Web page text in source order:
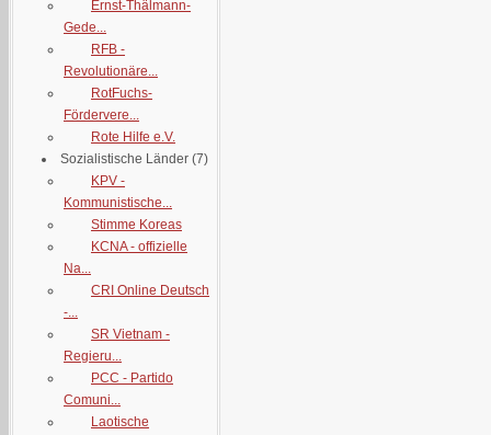
Ernst-Thälmann-
Gede...
RFB -
Revolutionäre...
RotFuchs-
Fördervere...
Rote Hilfe e.V.
Sozialistische Länder (7)
KPV -
Kommunistische...
Stimme Koreas
KCNA - offizielle
Na...
CRI Online Deutsch
-...
SR Vietnam -
Regieru...
PCC - Partido
Comuni...
Laotische